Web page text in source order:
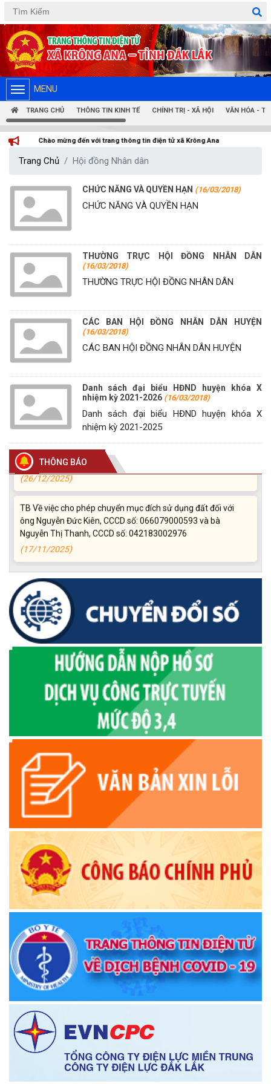
Tiếng Việt Tiếng Anh
MENU
TRANG CHỦ THÔNG TIN KINH TẾ CHÍNH TRỊ - XÃ HỘI VĂN HÓA -
trang thông tin điện tử xã Krông Ana
Trang Chủ Hội đồng Nhân dân
CHỨC NĂNG VÀ QUYỀN HẠN (16/03/2018)
CHỨC NĂNG VÀ QUYỀN HẠN
THƯỜNG TRỰC HỘI ĐỒNG NHÂN DÂN
(16/03/2018)
THƯỜNG TRỰC HỘI ĐỒNG NHÂN DÂN
CÁC BAN HỘI ĐỒNG NHÂN DÂN HUYỆN
(16/03/2018)
CÁC BAN HỘI ĐỒNG NHÂN DÂN HUYỆN
Danh sách đại biểu HĐND huyện khóa X
nhiệm kỳ 2021-2026 (16/03/2018)
Danh sách đại biểu HĐND huyện khóa X
nhiệm kỳ 2021-2025
THÔNG BÁO
Thông báo về việc niêm yết danh sách chính thức những
người ứng cử đại biểu Quốc hội khóa XVI và đại biểu Hội
đồng nhân dân các cấp, nhiệm kỳ 2026-2031
(26/02/2026)
Thông báo chuyển trụ sở làm việc Trung tâm phục vụ hành
chính công xã Krông Ana
(05/01/2026)
hao không sử dụng được theo hình thức bán chỉ định
(26/12/2025)
TB Về việc cho phép chuyển mục đích sử dụng đất đối với
ông Nguyễn Đức Kiên, CCCD số: 066079000593 và bà
Nguyễn Thị Thanh, CCCD số: 042183002976
(17/11/2025)
dụng đất, đối với ông Nguyễn Văn Viên (đại diện ông Nguyễn
Văn Hùng), địa chỉ thường trú tại: Thôn 3 Quảng Điền, xã
Krông Ana, tỉnh Đắk Lắk
(11/11/2025)
TB Về việc cho phép chuyển mục đích sử dụng đất đối với
ông Hoàng Nhất, CCCD số: 046066000890 và bà Đặng Thị
Quý, CCCD số: 046172001077
(04/11/2025)
QĐ về công khai Dự toán ngân sách
(21/10/2025)
Thông báo về việc đổi tên thôn, buôn, tổ dân phố trên địa
bàn xã Krông Ana, tỉnh Đắk Lắk
(17/10/2025)
Thông báo Quy chế làm việc của Thường trực HĐND, các
Ban HĐND,Tổ HĐND xã
(15/10/2025)
Quyết định về việc thu hồi và hủy bỏ quyết định tuyển dụng
viên chức vào làm việc trong các đơn vị sự nghiệp công lập
trực thuộc UBND huyện Krông Ana năm 2023
(17/06/2025)
Thông báo về việc niêm yết danh sách chính thức những
người ứng cử đại biểu Quốc hội khóa XVI và đại biểu Hội
đồng nhân dân các cấp, nhiệm kỳ 2026-2031
Thông báo chuyển trụ sở làm việc Trung tâm phục vụ hành
chính công xã Krông Ana
(05/01/2026)